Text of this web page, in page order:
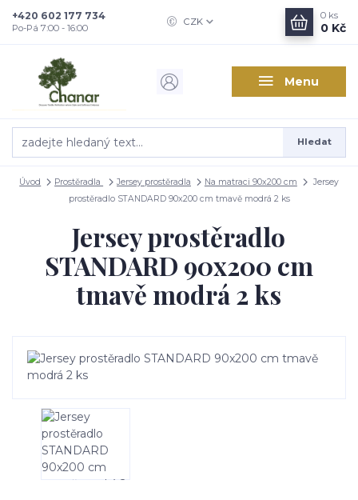
Menu
CZK
Hledat
+420 602 177 734
Po-Pá 7:00 - 16:00
0 ks
0 Kč
Úvod Prostěradla Jersey prostěradla Na matraci 90x200 cm
Jersey
prostěradlo STANDARD 90x200 cm tmavě modrá 2 ks
Jersey prostěradlo
STANDARD 90x200 cm
tmavě modrá 2 ks